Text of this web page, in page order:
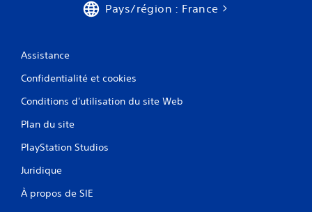
Pays/région : France
Assistance
Confidentialité et cookies
Conditions d'utilisation du site Web
Plan du site
PlayStation Studios
Juridique
À propos de SIE